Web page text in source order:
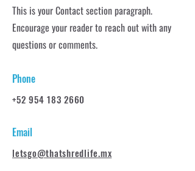
This is your Contact section paragraph.
Encourage your reader to reach out with any
questions or comments.
Phone
+52 954 183 2660
Email
letsgo@thatshredlife.mx